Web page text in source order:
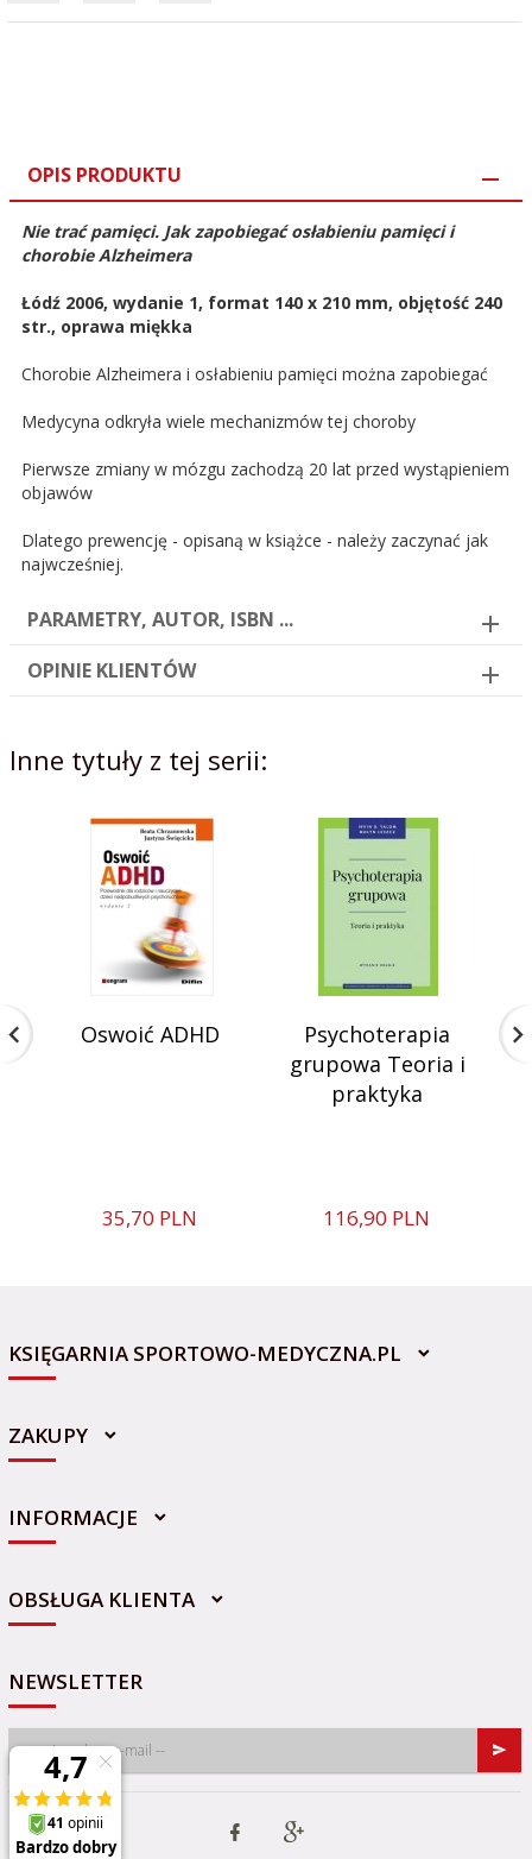
OPIS PRODUKTU
Nie trać pamięci. Jak zapobiegać osłabieniu pamięci i
chorobie Alzheimera
Łódź 2006, wydanie 1, format 140 x 210 mm, objętość 240
str., oprawa miękka
Chorobie Alzheimera i osłabieniu pamięci można zapobiegać
Medycyna odkryła wiele mechanizmów tej choroby
Pierwsze zmiany w mózgu zachodzą 20 lat przed wystąpieniem
objawów
Dlatego prewencję - opisaną w książce - należy zaczynać jak
najwcześniej.
PARAMETRY, AUTOR, ISBN ...
OPINIE KLIENTÓW
Inne tytuły z tej serii:
Oswoić ADHD
35,70 PLN
Psychoterapia
grupowa Teoria i
praktyka
116,90 PLN
KSIĘGARNIA SPORTOWO-MEDYCZNA.PL
sklep@sportowo-medyczna.pl
ZAKUPY
INFORMACJE
OBSŁUGA KLIENTA
NEWSLETTER